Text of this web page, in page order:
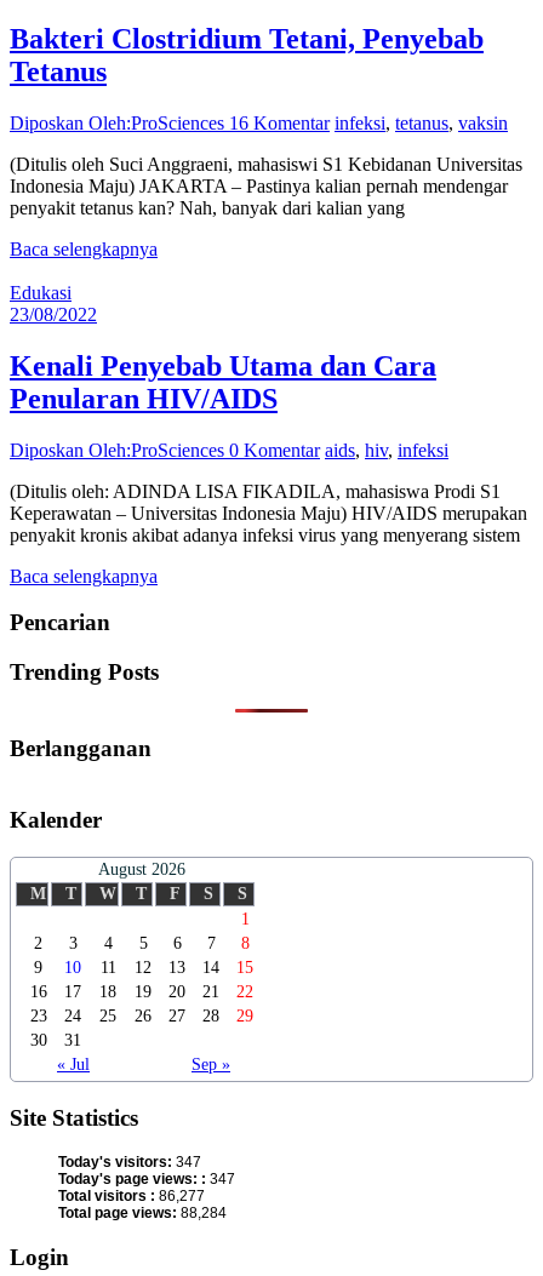
Bakteri Clostridium Tetani, Penyebab
Tetanus
Diposkan Oleh:ProSciences 16 Komentar infeksi, tetanus, vaksin
(Ditulis oleh Suci Anggraeni, mahasiswi S1 Kebidanan Universitas
Indonesia Maju) JAKARTA – Pastinya kalian pernah mendengar
penyakit tetanus kan? Nah, banyak dari kalian yang
Baca selengkapnya
Edukasi
23/08/2022
Kenali Penyebab Utama dan Cara
Penularan HIV/AIDS
Diposkan Oleh:ProSciences 0 Komentar aids, hiv, infeksi
(Ditulis oleh: ADINDA LISA FIKADILA, mahasiswa Prodi S1
Keperawatan – Universitas Indonesia Maju) HIV/AIDS merupakan
penyakit kronis akibat adanya infeksi virus yang menyerang sistem
Baca selengkapnya
Pencarian
Trending Posts
Berlangganan
Kalender
August 2026
M
T W T F S S
« Jul Sep »
1
2
3 4 5 6 7
8
9
10 11 12 13 14
15
16
17 18 19 20 21
22
23
24 25 26 27 28
29
30
31
Site Statistics
Today's visitors: 347
Today's page views: : 347
Total visitors : 86,277
Total page views: 88,284
Login